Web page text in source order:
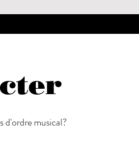
d'ordre musical?